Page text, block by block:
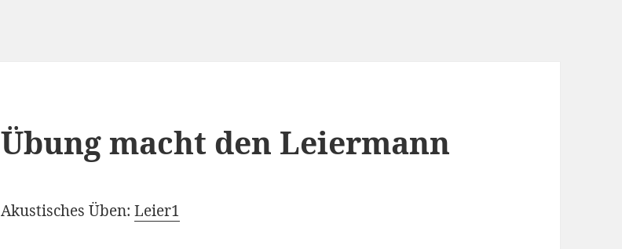
Übung macht den Leiermann
Akustisches Üben:Leier1